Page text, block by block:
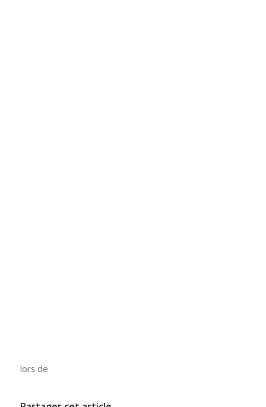
lors de